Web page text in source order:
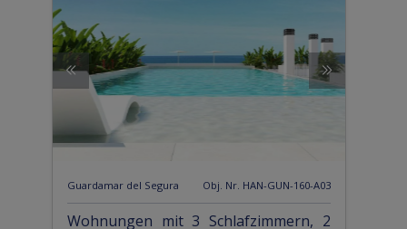
Guardamar del Segura Obj. Nr. HAN-GUN-160-A03
Wohnungen mit 3 Schlafzimmern, 2